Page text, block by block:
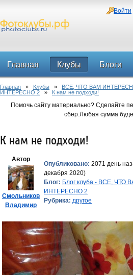
Войти
Главная Клубы Блоги
Форум
Главная » Клубы » ВСЕ, ЧТО ВАМ
ИНТЕРЕСНО 2 » К нам не подходи!
Помочь сайту материально? Сделайте
сбер.Любая сумма
К нам не подходи!
Автор
Смольников
Владимир
Опубликовано: 2071 день
декабря 2020)
Блог: Блог клуба - ВСЕ, ЧТО
ИНТЕРЕСНО 2
Рубрика: другое